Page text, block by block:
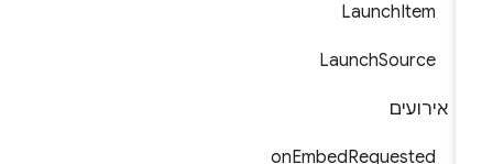
LaunchItem
LaunchSource
אירועים
onEmbedRequested